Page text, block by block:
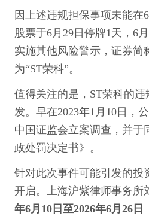
因上述违规担保事项未能在
股票于6月29日停牌1天，6
实施其他风险警示，证券简
为“ST荣科”。
值得关注的是，ST荣科的
发。早在2023年1月10日，
中国证监会立案调查，并于
政处罚决定书》。
针对此次事件可能引发的投
开启。上海沪紫律师事务所
年6月10日至2026年6月26